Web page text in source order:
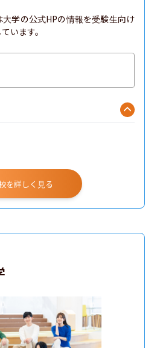
学の公式HPの情報を受験生向け
います。
を詳しく見る